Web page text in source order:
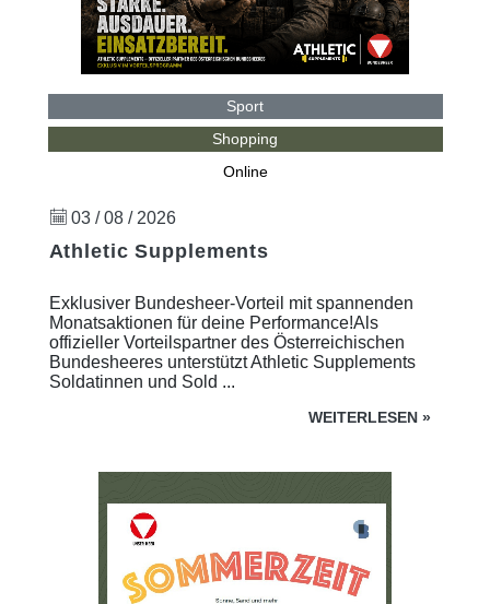
Sport
Shopping
Online
03 / 08 / 2026
Athletic Supplements
Exklusiver Bundesheer-Vorteil mit spannenden
Monatsaktionen für deine Performance!Als
offizieller Vorteilspartner des Österreichischen
Bundesheeres unterstützt Athletic Supplements
Soldatinnen und Sold ...
WEITERLESEN »